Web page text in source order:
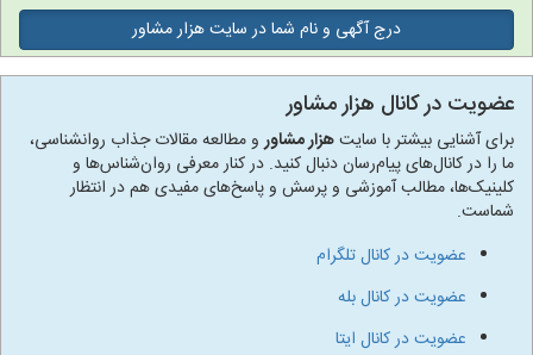
درج آگهی و نام شما در سایت هزار مشاور
عضویت در کانال هزار مشاور
برای آشنایی بیشتر با سایتهزار مشاورو مطالعه مقالات جذاب روانشناسی،
ما را در کانال‌های پیام‌رسان دنبال کنید. در کنار معرفی روان‌شناس‌ها و
کلینیک‌ها، مطالب آموزشی و پرسش و پاسخ‌های مفیدی هم در انتظار
شماست.
عضویت در کانال تلگرام
عضویت در کانال بله
عضویت در کانال ایتا